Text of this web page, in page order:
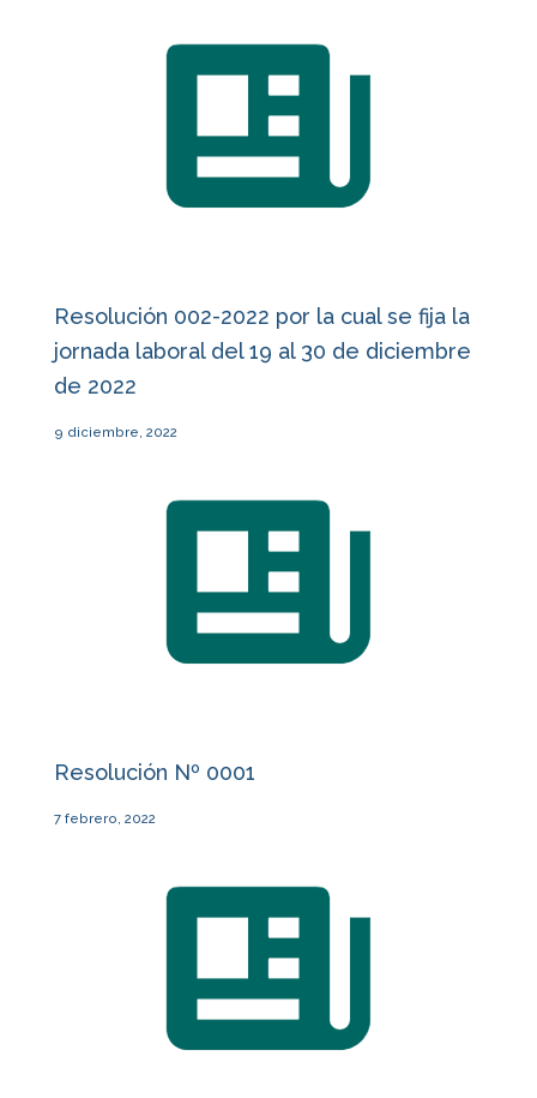
Resolución 002-2022 por la cual se fija la
jornada laboral del 19 al 30 de diciembre
de 2022
9 diciembre, 2022
Resolución Nº 0001
7 febrero, 2022